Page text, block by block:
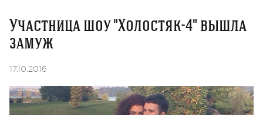
Участница шоу "Холостяк-4" вышла
замуж
17.10.2016